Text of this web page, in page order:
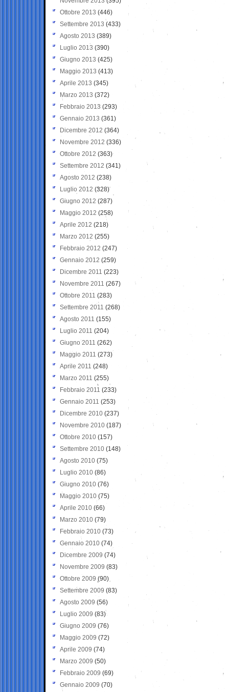
Ottobre 2013 (446)
Settembre 2013 (433)
Agosto 2013 (389)
Luglio 2013 (390)
Giugno 2013 (425)
Maggio 2013 (413)
Aprile 2013 (345)
Marzo 2013 (372)
Febbraio 2013 (293)
Gennaio 2013 (361)
Dicembre 2012 (364)
Novembre 2012 (336)
Ottobre 2012 (363)
Settembre 2012 (341)
Agosto 2012 (238)
Luglio 2012 (328)
Giugno 2012 (287)
Maggio 2012 (258)
Aprile 2012 (218)
Marzo 2012 (255)
Febbraio 2012 (247)
Gennaio 2012 (259)
Dicembre 2011 (223)
Novembre 2011 (267)
Ottobre 2011 (283)
Settembre 2011 (268)
Agosto 2011 (155)
Luglio 2011 (204)
Giugno 2011 (262)
Maggio 2011 (273)
Aprile 2011 (248)
Marzo 2011 (255)
Febbraio 2011 (233)
Gennaio 2011 (253)
Dicembre 2010 (237)
Novembre 2010 (187)
Ottobre 2010 (157)
Settembre 2010 (148)
Agosto 2010 (75)
Luglio 2010 (86)
Giugno 2010 (76)
Maggio 2010 (75)
Aprile 2010 (66)
Marzo 2010 (79)
Febbraio 2010 (73)
Gennaio 2010 (74)
Dicembre 2009 (74)
Novembre 2009 (83)
Ottobre 2009 (90)
Settembre 2009 (83)
Agosto 2009 (56)
Luglio 2009 (83)
Giugno 2009 (76)
Maggio 2009 (72)
Aprile 2009 (74)
Marzo 2009 (50)
Febbraio 2009 (69)
Gennaio 2009 (70)